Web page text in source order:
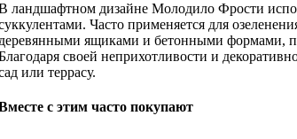
ландшафтном дизайне Молодило Фрости
Часто применяется для
ящиками и бетонными формами,
своей неприхотливости и
или террасу.
с этим часто покупают